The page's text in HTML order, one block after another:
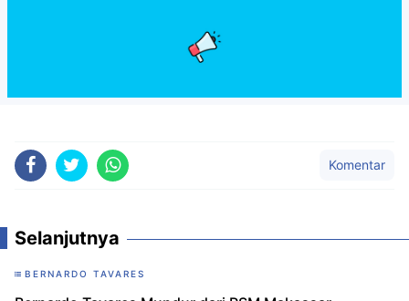
Komentar
Selanjutnya
BERNARDO TAVARES